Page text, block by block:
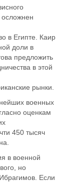
осложнен
в Египте. Каир
доли в
предложить
в этой
рынки.
военных
оценкам
450 тысяч
в военной
но
Если